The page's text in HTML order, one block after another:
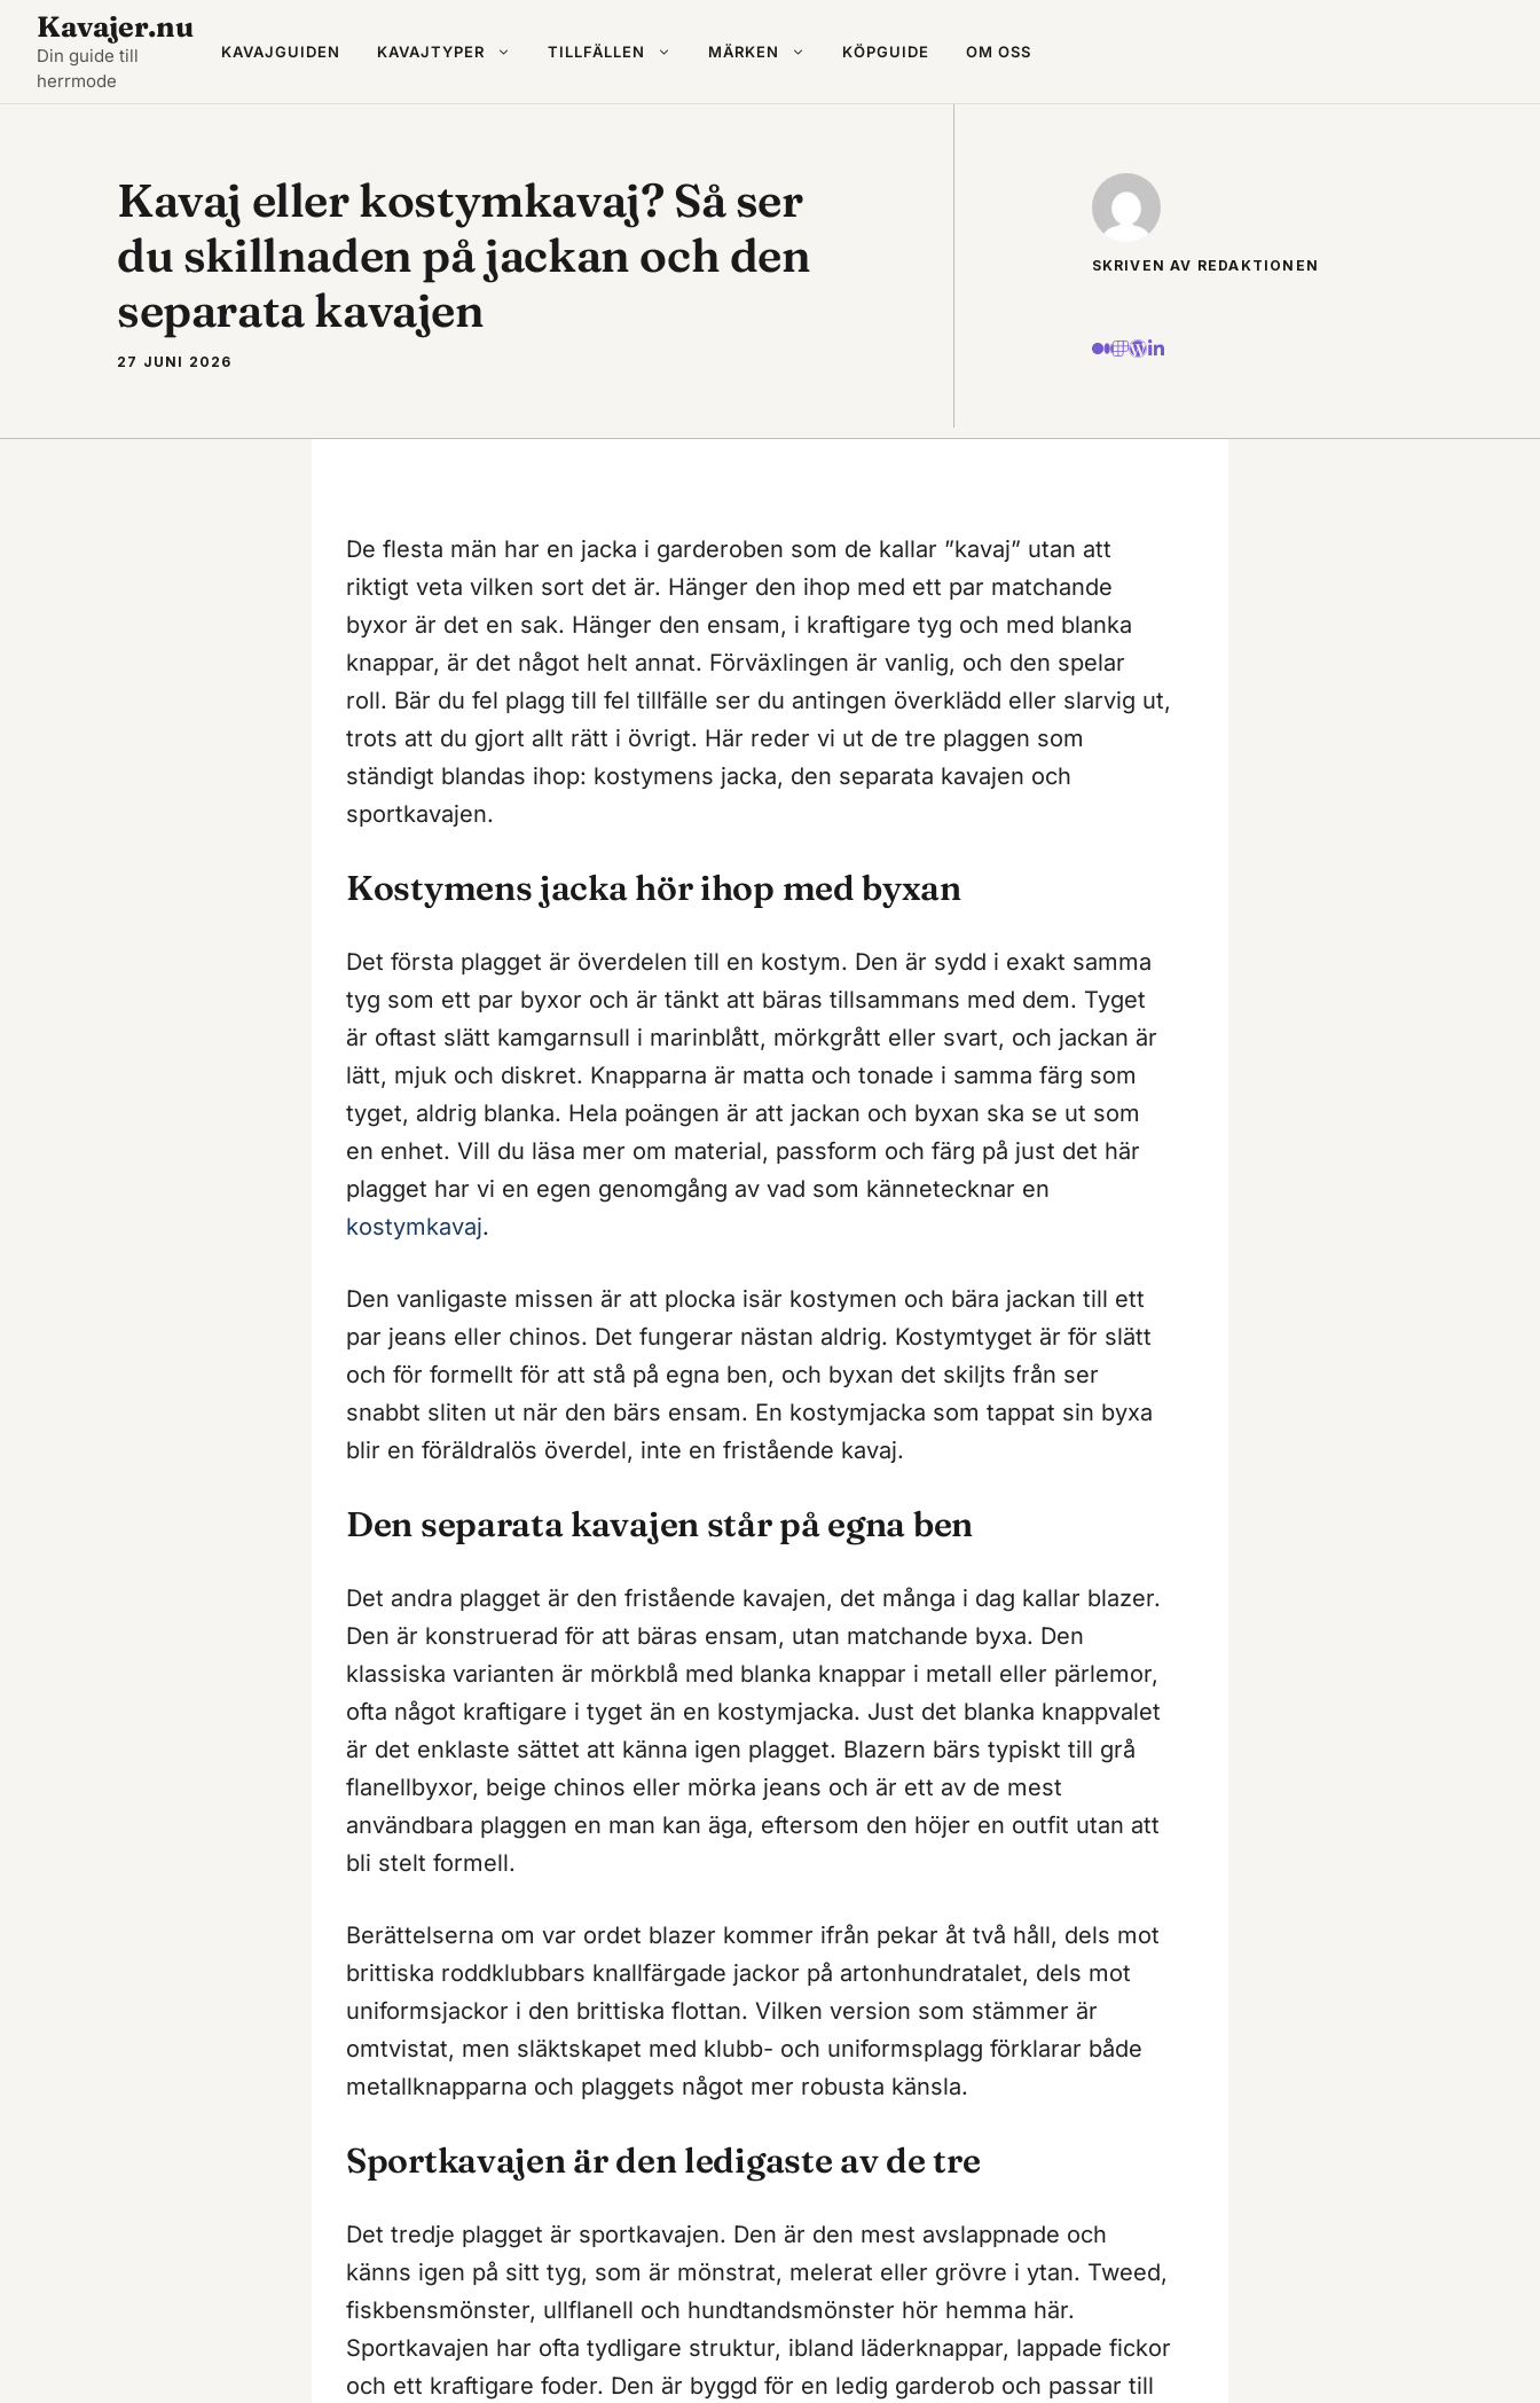
Hoppa
innehåll
Kavajer.nu
Din guide till
herrmode
KAVAJGUIDEN KAVAJTYPER TILLFÄLLEN MÄRKEN KÖPGUIDE OM OSS
Kavaj eller kostymkavaj? Så ser
du skillnaden på jackan och den
separata kavajen
27 JUNI 2026
SKRIVEN AV REDAKTIONEN
De flesta män har en jacka i garderoben som de kallar ”kavaj” utan att
riktigt veta vilken sort det är. Hänger den ihop med ett par matchande
byxor är det en sak. Hänger den ensam, i kraftigare tyg och med blanka
knappar, är det något helt annat. Förväxlingen är vanlig, och den spelar
roll. Bär du fel plagg till fel tillfälle ser du antingen överklädd eller slarvig ut,
trots att du gjort allt rätt i övrigt. Här reder vi ut de tre plaggen som
ständigt blandas ihop: kostymens jacka, den separata kavajen och
sportkavajen.
Kostymens jacka hör ihop med byxan
Det första plagget är överdelen till en kostym. Den är sydd i exakt samma
tyg som ett par byxor och är tänkt att bäras tillsammans med dem. Tyget
är oftast slätt kamgarnsull i marinblått, mörkgrått eller svart, och jackan är
lätt, mjuk och diskret. Knapparna är matta och tonade i samma färg som
tyget, aldrig blanka. Hela poängen är att jackan och byxan ska se ut som
en enhet. Vill du läsa mer om material, passform och färg på just det här
plagget har vi en egen genomgång av vad som kännetecknar en
kostymkavaj.
Den vanligaste missen är att plocka isär kostymen och bära jackan till ett
par jeans eller chinos. Det fungerar nästan aldrig. Kostymtyget är för slätt
och för formellt för att stå på egna ben, och byxan det skiljts från ser
snabbt sliten ut när den bärs ensam. En kostymjacka som tappat sin byxa
blir en föräldralös överdel, inte en fristående kavaj.
Den separata kavajen står på egna ben
Det andra plagget är den fristående kavajen, det många i dag kallar blazer.
Den är konstruerad för att bäras ensam, utan matchande byxa. Den
klassiska varianten är mörkblå med blanka knappar i metall eller pärlemor,
ofta något kraftigare i tyget än en kostymjacka. Just det blanka knappvalet
är det enklaste sättet att känna igen plagget. Blazern bärs typiskt till grå
flanellbyxor, beige chinos eller mörka jeans och är ett av de mest
användbara plaggen en man kan äga, eftersom den höjer en outfit utan att
bli stelt formell.
Berättelserna om var ordet blazer kommer ifrån pekar åt två håll, dels mot
brittiska roddklubbars knallfärgade jackor på artonhundratalet, dels mot
uniformsjackor i den brittiska flottan. Vilken version som stämmer är
omtvistat, men släktskapet med klubb- och uniformsplagg förklarar både
metallknapparna och plaggets något mer robusta känsla.
Sportkavajen är den ledigaste av de tre
Det tredje plagget är sportkavajen. Den är den mest avslappnade och
känns igen på sitt tyg, som är mönstrat, melerat eller grövre i ytan. Tweed,
fiskbensmönster, ullflanell och hundtandsmönster hör hemma här.
Sportkavajen har ofta tydligare struktur, ibland läderknappar, lappade fickor
och ett kraftigare foder. Den är byggd för en ledig garderob och passar till